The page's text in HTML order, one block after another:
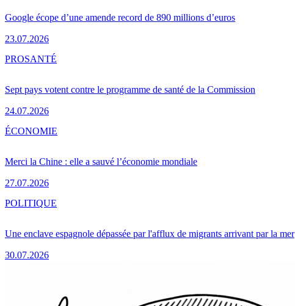
Google écope d’une amende record de 890 millions d’euros
23.07.2026
Sept pays votent contre le programme de santé de la Commission
24.07.2026
PROSANTÉ
Merci la Chine : elle a sauvé l’économie mondiale
27.07.2026
ÉCONOMIE
Une enclave espagnole dépassée par l'afflux de migrants arrivant par la mer
30.07.2026
POLITIQUE